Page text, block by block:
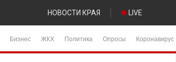
НОВОСТИ КРАЯ LIVE
Бизнес ЖКХ Политика Опросы Коронавирус